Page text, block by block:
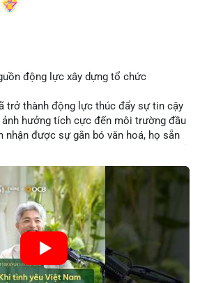
động lực xây dựng tổ chức
trở thành động lực thúc đẩy sự tin cậy
hưởng tích cực đến môi trường đầu
nhận được sự gắn bó văn hoá, họ sẵn
và tiền mã hoá. Sự tăng cường niềm
thị trường, cải thiện chi phí vốn và thúc
của ngành công nghệ tài chính. Các
tinh thần này để xây dựng chiến lược
thu hút vốn đầu tư.
tại: